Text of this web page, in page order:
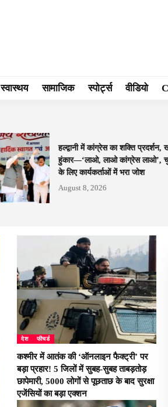
स्वास्थय सामाजिक स्पोर्ट्स वीडियो
हल्द्वानी में कांग्रेस का शक्ति प्रदर्शन,
हुंकार—‘लाओ, लाओ कांग्रेस लाओ’,
के लिए कार्यकर्ताओं में भरा जोश
August 8, 2026
देश फीचर्ड
कश्मीर में आतंक की ‘ऑनलाइन फैक्ट्री’ पर
बड़ा प्रहार! 5 जिलों में सुबह-सुबह ताबड़तोड़
छापेमारी, 5000 लोगों से पूछताछ के बाद सुरक्षा
एजेंसियों का बड़ा एक्शन